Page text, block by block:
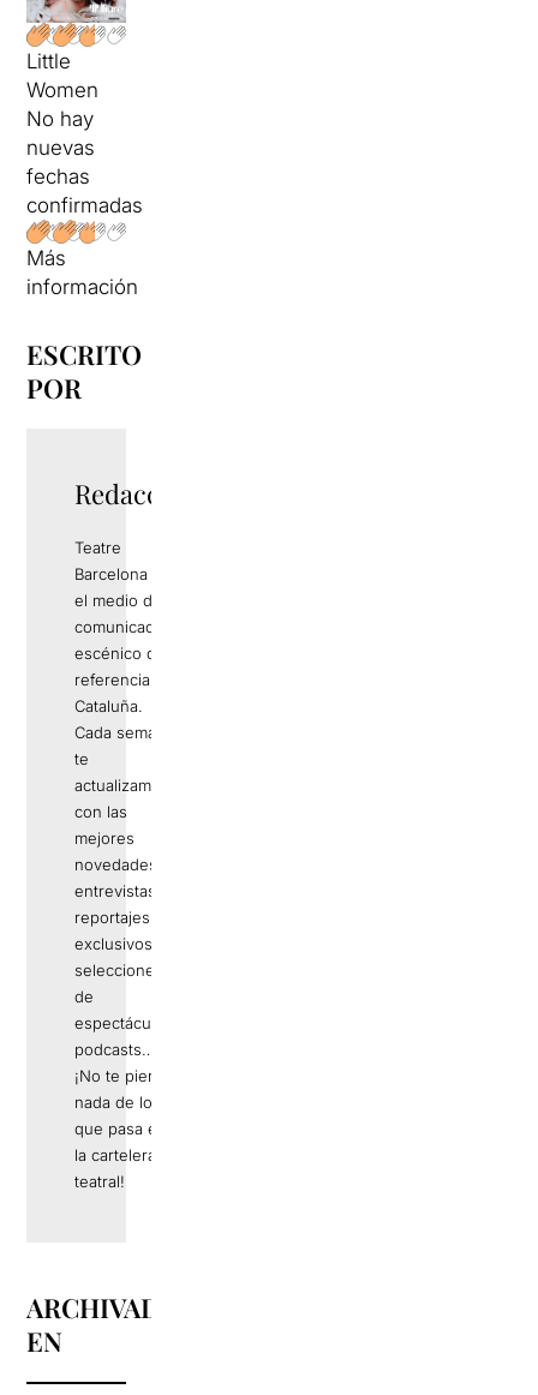
Little
Women
No hay
nuevas
fechas
confirmadas
Más
información
ESCRITO
POR
Redacció
Teatre
Barcelona es
el medio de
comunicación
escénico de
referencia en
Cataluña.
Cada semana
te
actualizamos
con las
mejores
novedades,
entrevistas,
reportajes
exclusivos,
selecciones
de
espectáculos,
podcasts…
¡No te pierdas
nada de lo
que pasa en
la cartelera
teatral!
ARCHIVADO
EN